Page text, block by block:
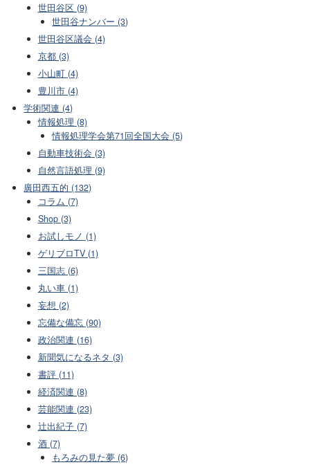
世田谷区 (9)
世田谷ナンバー (3)
世田谷区議会 (4)
京都 (3)
小山町 (4)
豊川市 (4)
学術関連 (4)
情報処理 (8)
情報処理学会第71回全国大会 (5)
自動車技術会 (3)
自然言語処理 (9)
廣田西五的 (132)
コラム (7)
Shop (3)
お試しモノ (1)
ゲリブロTV (1)
三国志 (6)
丸い車 (1)
妄想 (2)
忘備な備忘 (90)
政治関連 (16)
新聞気になるネタ (3)
書評 (11)
経済関連 (8)
芸能関連 (23)
辻出紀子 (7)
酒 (7)
もろみの見た夢 (6)